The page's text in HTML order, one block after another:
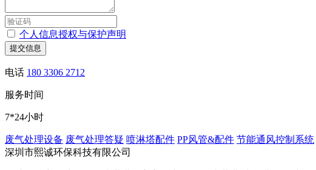
个人信息授权与保护声明
提交信息
电话 180 3306 2712
服务时间
7*24小时
废气处理设备 废气处理答疑 喷淋塔配件 PP风管&配件 节能通风控制系统
深圳市熙诚环保科技有限公司